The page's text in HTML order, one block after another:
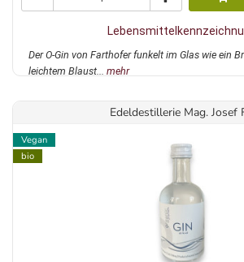
Der O-Gin von Farthofer funkelt im Glas wie ein
leichtem Blaust... mehr
Edeldestillerie Mag. Josef
Vegan
bio